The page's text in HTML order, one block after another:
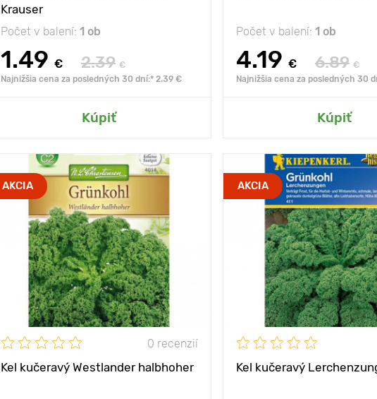
Krauser
Počet v balení: 1 ob
1.49 € 2.39 €
Najnižšia cena za posledných 30 dní:* 2.39 €
Kúpiť
Pridať do mojej záhrady
Počet v balení: 1 ob
4.19 € 6.89 €
Najnižšia cena za posledných 30
Kúpiť
AKCIA
0 recenzií
Kel kučeravý Westlander halbhoher
Vzdialenosť medzi
rastlinami
Poloha slnko, polotieň
Vlastnosti
možno použiť do
mnohých jedál
Výška rastliny 60 - 70 cm
AKCIA
Kel kučeravý
Vzdialenosť medzi
rastlinami
Poloha
Vlastnosti
Výška rastliny